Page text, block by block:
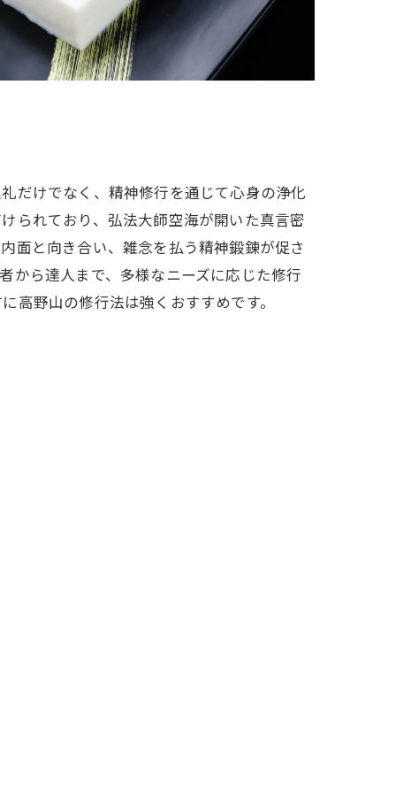
だけでなく、精神修行を通じて心身の浄化
られており、弘法大師空海が開いた真言密
面と向き合い、雑念を払う精神鍛錬が促さ
から達人まで、多様なニーズに応じた修行
高野山の修行法は強くおすすめです。